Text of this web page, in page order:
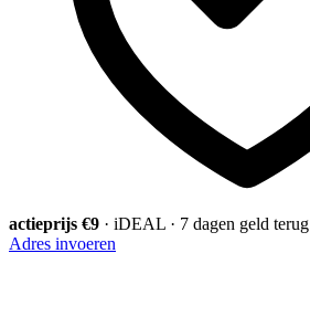
actieprijs €9 · iDEAL · 7 dagen geld terug
Adres invoeren